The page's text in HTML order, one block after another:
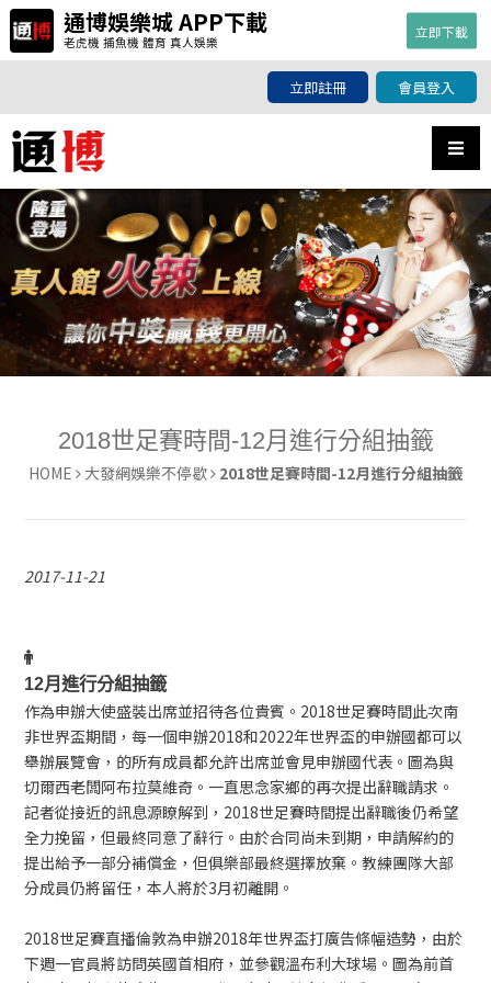
2018世足賽時間-12月進行分組抽籤
通博娛樂城 APP下載
老虎機 捕魚機 體育 真人娛樂
立即下載
立即註冊 會員登入
2018世足賽時間-12月進行分組抽籤
HOME 大發網娛樂不停歇 2018世足賽時間-12月進行分組抽籤
2017-11-21
12月進行分組抽籤
作為申辦大使盛裝出席並招待各位貴賓。 2018世足賽時間此次南
非世界盃期間，每一個申辦2018和2022年世界盃的申辦國都可以
舉辦展覽會，的所有成員都允許出席並會見申辦國代表。圖為與
切爾西老闆阿布拉莫維奇。一直思念家鄉的再次提出辭職請求。
記者從接近的訊息源瞭解到，2018世足賽時間提出辭職後仍希望
全力挽留，但最終同意了辭行。由於合同尚未到期，申請解約的
提出給予一部分補償金，但俱樂部最終選擇放棄。教練團隊大部
分成員仍將留任，本人將於3月初離開。
2018世足賽直播倫敦為申辦2018年世界盃打廣告條幅造勢，由於
下週一官員將訪問英國首相府，並參觀溫布利大球場。圖為前首